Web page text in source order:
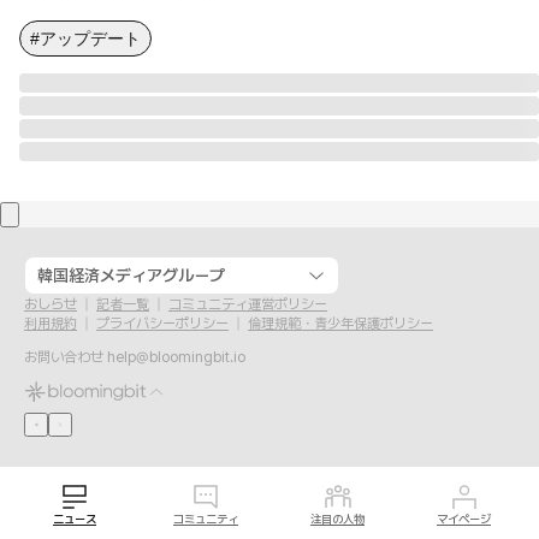
#アップデート
韓国経済メディアグループ
おしらせ 記者一覧
コミュニティ運営ポリシー
利用規約
プライバシーポリシー
倫理規範・青少年保護ポリシー
お問い合わせ help@bloomingbit.io
ニュース コミュニティ 注目の人物 マイページ